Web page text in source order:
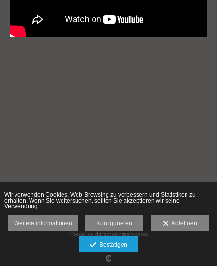
Todos los derechos reservados.
Haftungsausschluss
Wir verwenden Cookies, Web-Browsing zu verbessern und Statistiken zu
erhalten. Wenn Sie weitersuchen, sollten Sie akzeptieren wir seine
Verwendung. .
Weitere informationen Konfigurieren Ablehnen
Bestätigen